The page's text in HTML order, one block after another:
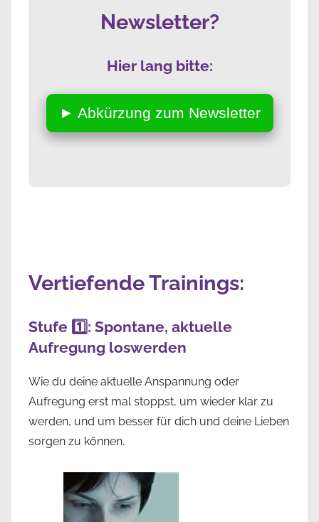
Newsletter?
Hier lang bitte:
► Abkürzung zum Newsletter
Vertiefende Trainings:
Stufe 1️⃣: Spontane, aktuelle
Aufregung loswerden
Wie du deine aktuelle Anspannung oder
Aufregung erst mal stoppst, um wieder klar zu
werden, und um besser für dich und deine Lieben
sorgen zu können.